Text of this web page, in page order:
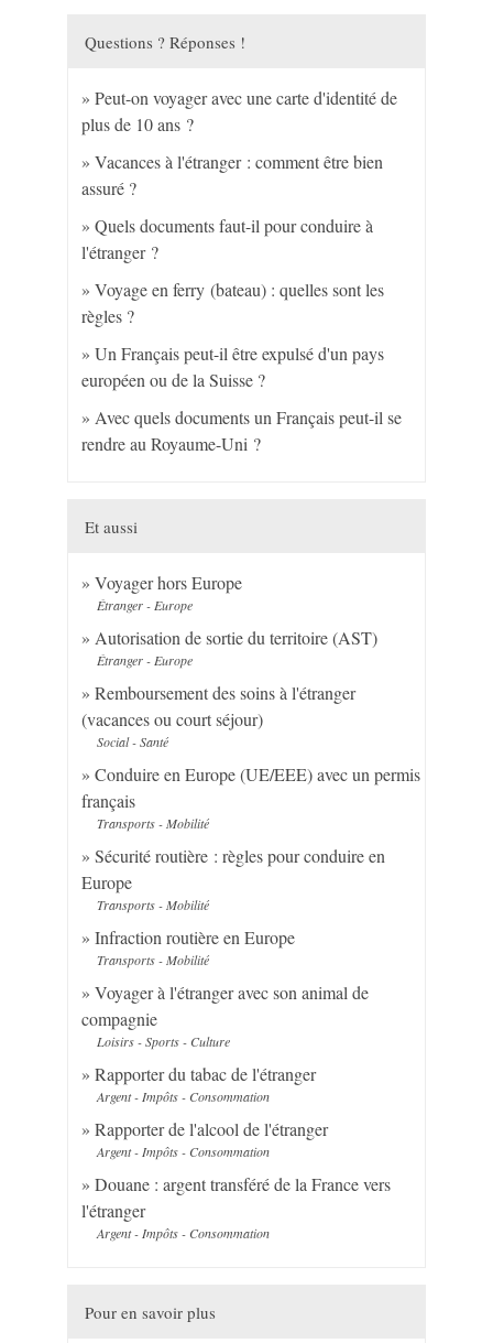
Questions ? Réponses !
Peut-on voyager avec une carte d'identité de
plus de 10 ans ?
Vacances à l'étranger : comment être bien
assuré ?
Quels documents faut-il pour conduire à
l'étranger ?
Voyage en ferry (bateau) : quelles sont les
règles ?
Un Français peut-il être expulsé d'un pays
européen ou de la Suisse ?
Avec quels documents un Français peut-il se
rendre au Royaume-Uni ?
Et aussi
Voyager hors Europe
Étranger - Europe
Autorisation de sortie du territoire (AST)
Étranger - Europe
Remboursement des soins à l'étranger
(vacances ou court séjour)
Social - Santé
Conduire en Europe (UE/EEE) avec un permis
français
Transports - Mobilité
Sécurité routière : règles pour conduire en
Europe
Transports - Mobilité
Infraction routière en Europe
Transports - Mobilité
Voyager à l'étranger avec son animal de
compagnie
Loisirs - Sports - Culture
Rapporter du tabac de l'étranger
Argent - Impôts - Consommation
Rapporter de l'alcool de l'étranger
Argent - Impôts - Consommation
Douane : argent transféré de la France vers
l'étranger
Argent - Impôts - Consommation
Pour en savoir plus